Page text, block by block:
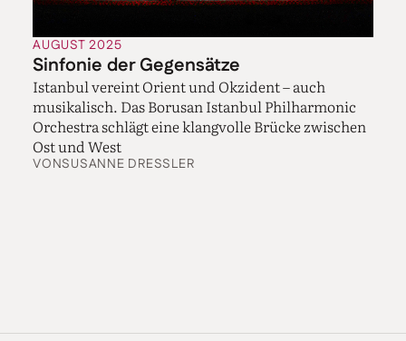
AUGUST 2025
Sinfonie der Gegensätze
Istanbul vereint Orient und Okzident – auch
musikalisch. Das Borusan Istanbul Philharmonic
Orchestra schlägt eine klangvolle Brücke zwischen
Ost und West
VONSUSANNE DRESSLER